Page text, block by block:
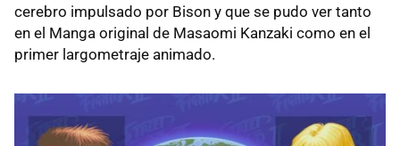
cerebro impulsado por Bison y que se pudo ver tanto
en el Manga original de Masaomi Kanzaki como en el
primer largometraje animado.